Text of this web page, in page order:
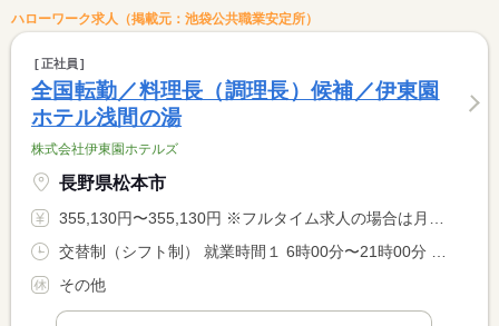
ハローワーク求人（掲載元：池袋公共職業安定所）
正社員
全国転勤／料理長（調理長）候補／伊東園
ホテル浅間の湯
株式会社伊東園ホテルズ
長野県松本市
355,130円〜355,130円 ※フルタイム求人の場合は月額（換算額）、パート求人の場合は時間額を表示しています。
その他